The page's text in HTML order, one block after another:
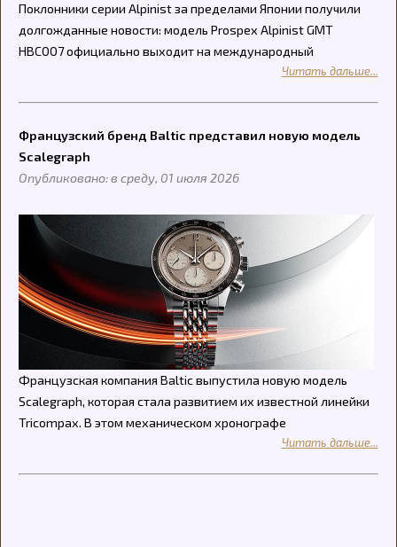
Поклонники серии Alpinist за пределами Японии получили
долгожданные новости: модель Prospex Alpinist GMT
HBC007 официально выходит на международный
Читать дальше...
Французский бренд Baltic представил новую модель
Scalegraph
Опубликовано: в среду, 01 июля 2026
Французская компания Baltic выпустила новую модель
Scalegraph, которая стала развитием их известной линейки
Tricompax. В этом механическом хронографе
Читать дальше...